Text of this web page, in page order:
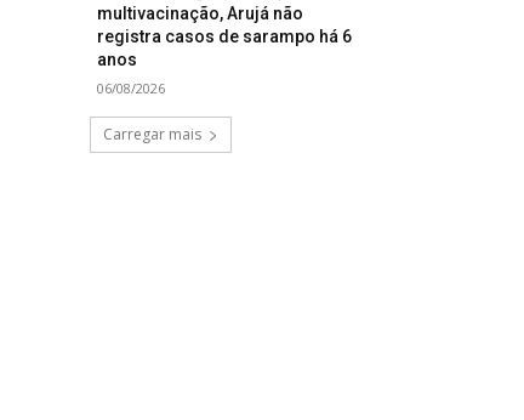
multivacinação, Arujá não
registra casos de sarampo há 6
anos
06/08/2026
Carregar mais